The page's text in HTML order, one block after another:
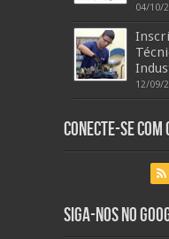
04/10/
12/09/
Conecte-se com
Siga-nos no